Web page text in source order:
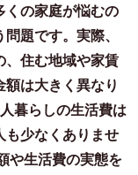
くの家庭が悩むの
題です。実際、
、住む地域や家賃
は大きく異なり
暮らしの生活費は
も少なくありませ
や生活費の実態を